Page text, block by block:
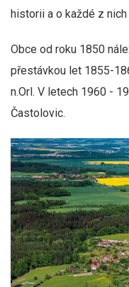
historii a o každé z
Obce od roku 1850
přestávkou let 1855-
n.Orl. V letech 1960 -
Častolovic.